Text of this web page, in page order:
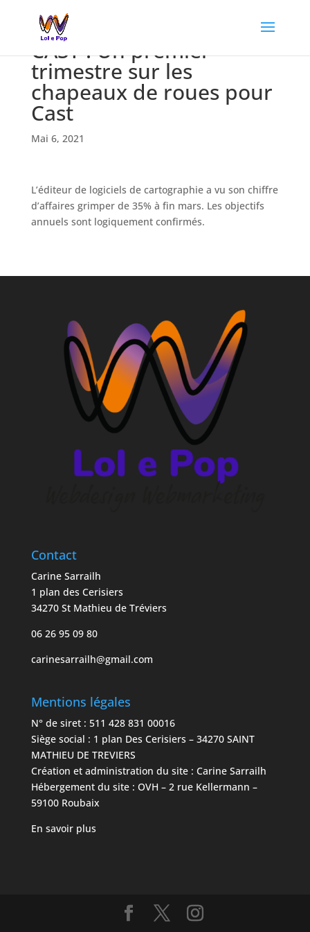
CAST : Un premier
trimestre sur les
chapeaux de roues pour
Cast
Mai 6, 2021
L’éditeur de logiciels de cartographie a vu son chiffre
d’affaires grimper de 35% à fin mars. Les objectifs
annuels sont logiquement confirmés.
Contact
Carine Sarrailh
1 plan des Cerisiers
34270 St Mathieu de Tréviers
06 26 95 09 80
carinesarrailh@gmail.com
Mentions légales
N° de siret : 511 428 831 00016
Siège social : 1 plan Des Cerisiers – 34270 SAINT
MATHIEU DE TREVIERS
Création et administration du site : Carine Sarrailh
Hébergement du site : OVH – 2 rue Kellermann –
59100 Roubaix
En savoir plus